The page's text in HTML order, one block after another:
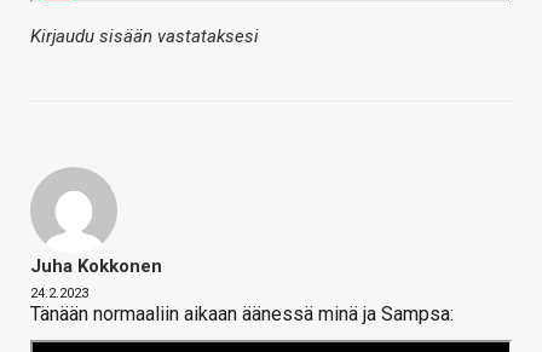
Kirjaudu sisään vastataksesi
Juha Kokkonen
24.2.2023
Tänään normaaliin aikaan äänessä minä ja Sampsa: